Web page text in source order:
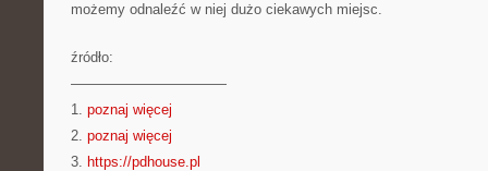
możemy odnaleźć w niej dużo ciekawych miejsc.
źródło:
———————————
1. poznaj więcej
2. poznaj więcej
3. https://pdhouse.pl